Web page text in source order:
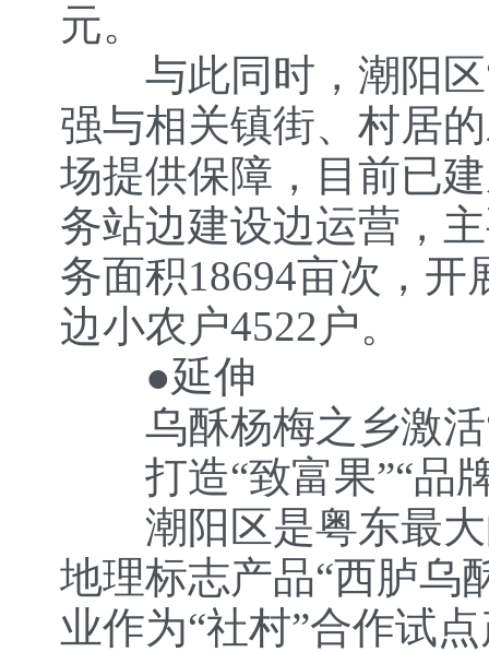
元。
与此同时，潮阳区“
强与相关镇街、村居
场提供保障，目前已
务站边建设边运营，
务面积18694亩次，
边小农户4522户。
●延伸
乌酥杨梅之乡激活
打造“致富果”“品
潮阳区是粤东最大
地理标志产品“西胪乌
业作为“社村”合作试